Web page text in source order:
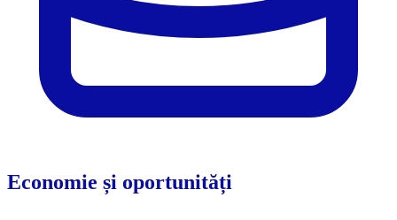
Economie și oportunități